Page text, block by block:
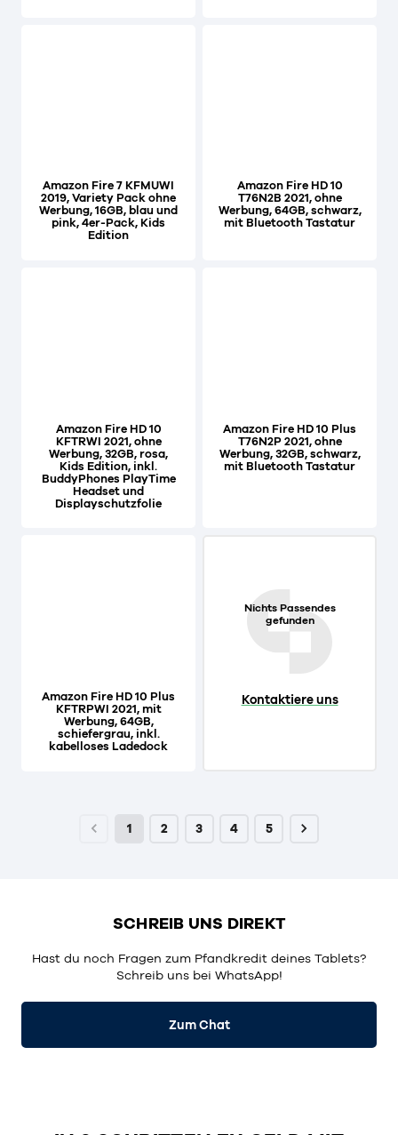
Amazon Fire 7 KFMUWI
2019, Variety Pack ohne
Werbung, 16GB, blau und
pink, 4er-Pack, Kids
Edition
Amazon Fire HD 10
T76N2B 2021, ohne
Werbung, 64GB, schwarz,
mit Bluetooth Tastatur
Amazon Fire HD 10
KFTRWI 2021, ohne
Werbung, 32GB, rosa,
Kids Edition, inkl.
BuddyPhones PlayTime
Headset und
Displayschutzfolie
Amazon Fire HD 10 Plus
T76N2P 2021, ohne
Werbung, 32GB, schwarz,
mit Bluetooth Tastatur
Amazon Fire HD 10 Plus
KFTRPWI 2021, mit
Werbung, 64GB,
schiefergrau, inkl.
kabelloses Ladedock
Nichts Passendes
gefunden
Kontaktiere uns
1 2 3 4 5
SCHREIB UNS DIREKT
Hast du noch Fragen zum Pfandkredit deines Tablets?
Schreib uns bei WhatsApp!
Zum Chat